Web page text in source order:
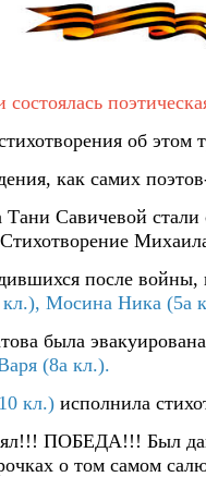
состоялась
об
как самих
Савичевой стали
после
кл.), Мосина Ника
была
(8а кл.).
кл.) исполнила
ПОБЕДА!!! Был
о том самом